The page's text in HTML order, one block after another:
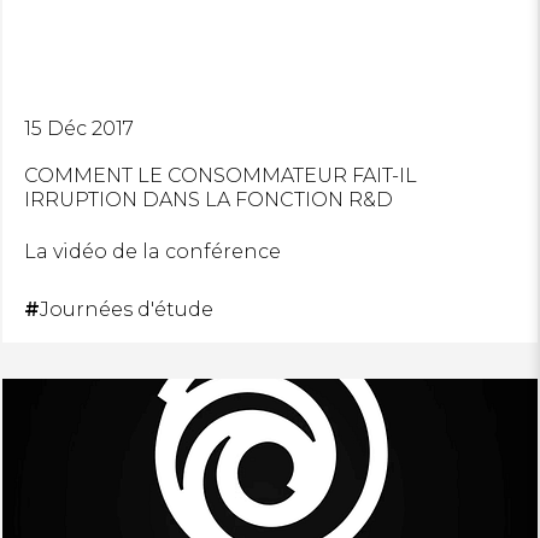
15 Déc 2017
COMMENT LE CONSOMMATEUR FAIT-IL
IRRUPTION DANS LA FONCTION R&D
La vidéo de la conférence
#Journées d'étude